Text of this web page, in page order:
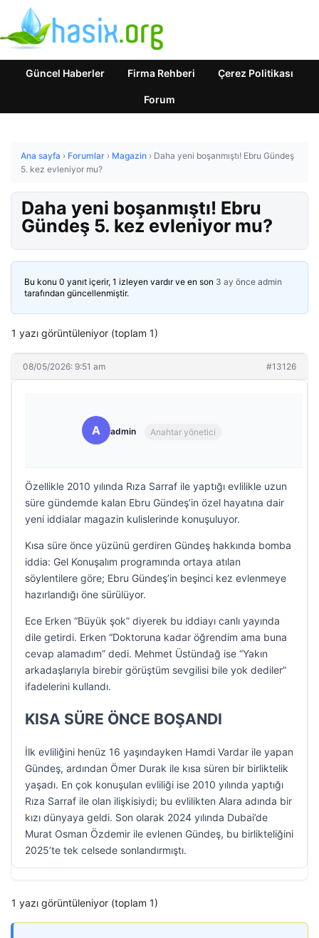
Güncel Haberler Firma Rehberi Çerez Politikası
Forum
Ana sayfa › Forumlar › Magazin › Daha yeni boşanmıştı! Ebru Gündeş
5. kez evleniyor mu?
Daha yeni boşanmıştı! Ebru
Gündeş 5. kez evleniyor mu?
Bu konu 0 yanıt içerir, 1 izleyen vardır ve en son 3 ay önce admin
tarafından güncellenmiştir.
1 yazı görüntüleniyor (toplam 1)
08/05/2026: 9:51 am #13126
A admin Anahtar yönetici
Özellikle 2010 yılında Rıza Sarraf ile yaptığı evlilikle uzun
süre gündemde kalan Ebru Gündeş’in özel hayatına dair
yeni iddialar magazin kulislerinde konuşuluyor.
Kısa süre önce yüzünü gerdiren Gündeş hakkında bomba
iddia: Gel Konuşalım programında ortaya atılan
söylentilere göre; Ebru Gündeş’in beşinci kez evlenmeye
hazırlandığı öne sürülüyor.
Ece Erken “Büyük şok” diyerek bu iddiayı canlı yayında
dile getirdi. Erken “Doktoruna kadar öğrendim ama buna
cevap alamadım” dedi. Mehmet Üstündağ ise “Yakın
arkadaşlarıyla birebir görüştüm sevgilisi bile yok dediler”
ifadelerini kullandı.
KISA SÜRE ÖNCE BOŞANDI
İlk evliliğini henüz 16 yaşındayken Hamdi Vardar ile yapan
Gündeş, ardından Ömer Durak ile kısa süren bir birliktelik
yaşadı. En çok konuşulan evliliği ise 2010 yılında yaptığı
Rıza Sarraf ile olan ilişkisiydi; bu evlilikten Alara adında bir
kızı dünyaya geldi. Son olarak 2024 yılında Dubai’de
Murat Osman Özdemir ile evlenen Gündeş, bu birlikteliğini
2025’te tek celsede sonlandırmıştı.
1 yazı görüntüleniyor (toplam 1)